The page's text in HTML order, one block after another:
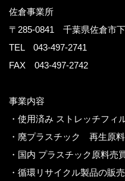
​佐倉事業所
〒285-0841 千葉県佐倉市
TEL 043-497-2741
FAX 043-497-2742
事業内容
・使用済み ストレッチフィ
・廃プラスチック 再生原
・国内 プラスチック原料売
・循環リサイクル製品の販売